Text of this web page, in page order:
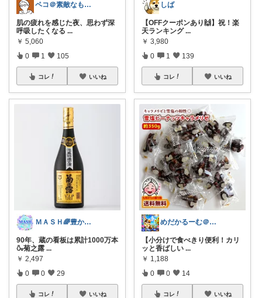
ペコ＠素敵なものを紹介しています
肌の疲れを感じた夜、思わず深
呼吸したくなる ...
￥ 5,060
0 1 105
コレ いいね
ＭＡＳＨ🌈豊かな生活へカスタマイズ🌈
90年、蔵の看板は累計1000万本
🍶菊之露 ...
￥ 2,497
0 0 29
コレ いいね
しば
【OFFクーポンあり🙌】祝！楽
天ランキング ...
￥ 3,980
0 1 139
コレ いいね
めだかるーむ＠ありがとうございます。
​【小分けで食べきり便利！カリ
ッと香ばしい ...
￥ 1,188
0 0 14
コレ いいね